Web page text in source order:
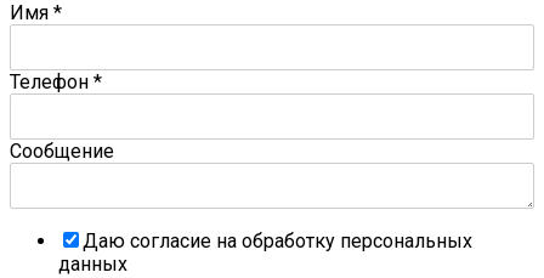
Имя *
Телефон *
Сообщение
Даю согласие на обработку персональных
данных